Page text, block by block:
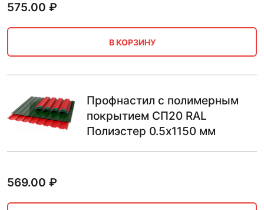
575.00 ₽
В КОРЗИНУ
Профнастил с полимерным
покрытием СП20 RAL
Полиэстер 0.5х1150 мм
569.00 ₽